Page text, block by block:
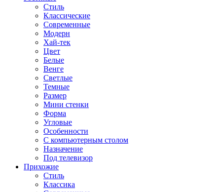
Стиль
Классические
Современные
Модерн
Хай-тек
Цвет
Белые
Венге
Светлые
Темные
Размер
Мини стенки
Форма
Угловые
Особенности
С компьютерным столом
Назначение
Под телевизор
Прихожие
Стиль
Классика